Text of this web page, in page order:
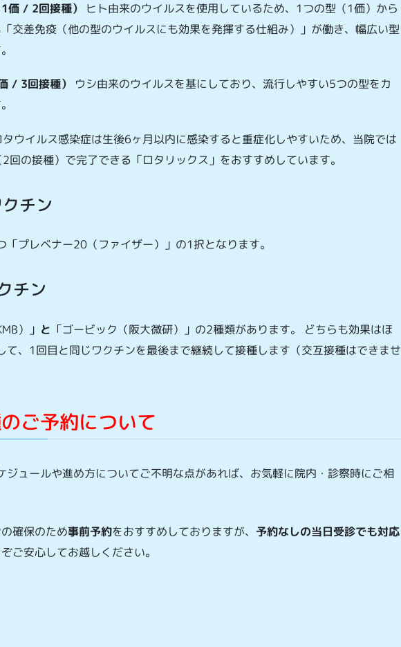
価 / 2回接種）
ヒト由来のウイルスを使用しているため、1つの型（1価）から
交差免疫（他の型のウイルスにも効果を発揮する仕組み）」が働き、幅広い型
/ 3回接種）
ウシ由来のウイルスを基にしており、流行しやすい5つの型をカ
タウイルス感染症は生後6ヶ月以内に感染すると重症化しやすいため、当院では
回の接種）で完了できる「ロタリックス」をおすすめしています。
チン
「プレベナー20（ファイザー）」の1択となります。
チン
）」 と 「ゴービック（阪大微研）」の2種類があります。 どちらも効果はほ
て、1回目と同じワクチンを最後まで継続して接種します（交互接種はできませ
ご予約について
ジュールや進め方についてご不明な点があれば、お気軽に院内・診察時にご相
確保のため事前予約をおすすめしておりますが、 予約なしの当日受診でも対応
ご安心してお越しください。